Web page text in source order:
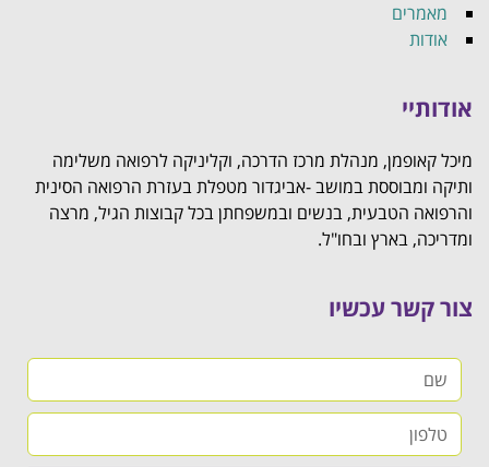
מאמרים
אודות
אודותיי
מיכל קאופמן, מנהלת מרכז הדרכה, וקליניקה לרפואה משלימה
ותיקה ומבוססת במושב -אביגדור מטפלת בעזרת הרפואה הסינית
והרפואה הטבעית, בנשים ובמשפחתן בכל קבוצות הגיל, מרצה
ומדריכה, בארץ ובחו"ל.
צור קשר עכשיו